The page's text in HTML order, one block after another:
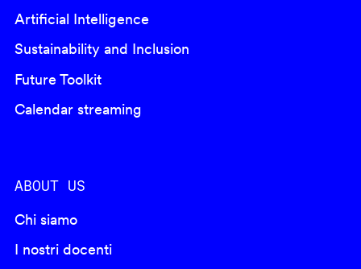
Artificial Intelligence
Sustainability and Inclusion
Future Toolkit
Calendar streaming
ABOUT US
Chi siamo
I nostri docenti